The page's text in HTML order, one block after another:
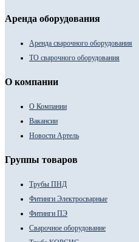
Аренда оборудования
Аренда сварочного оборудования
ТО сварочного оборудования
О компании
О Компании
Вакансии
Новости Артель
Группы товаров
Трубы ПНД
Фитинги Электросварные
Фитинги ПЭ
Сварочное оборудование